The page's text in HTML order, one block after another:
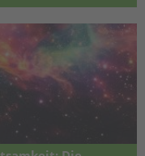
aus